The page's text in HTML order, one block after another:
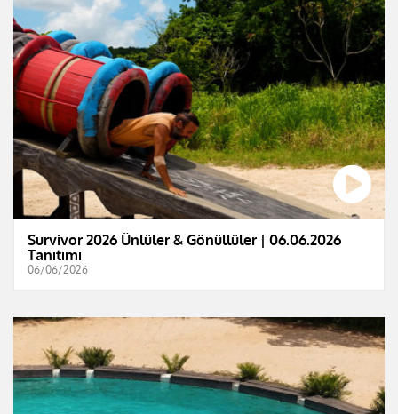
Survivor 2026 Ünlüler & Gönüllüler | 06.06.2026
Tanıtımı
06/06/2026